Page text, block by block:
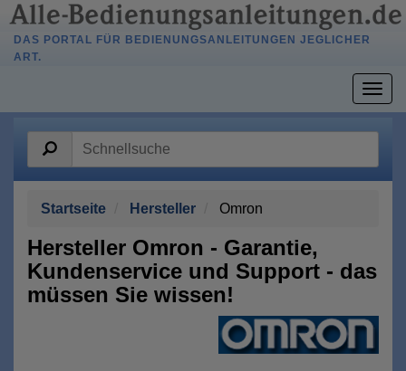
DAS PORTAL FÜR BEDIENUNGSANLEITUNGEN JEGLICHER
ART.
Startseite Hersteller Omron
Hersteller Omron - Garantie,
Kundenservice und Support - das
müssen Sie wissen!